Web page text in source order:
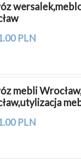
PLN
mebli
PLN